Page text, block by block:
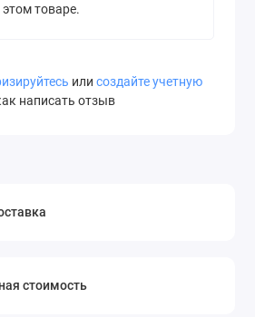
товаре.
или создайте учетную
написать отзыв
стоимость